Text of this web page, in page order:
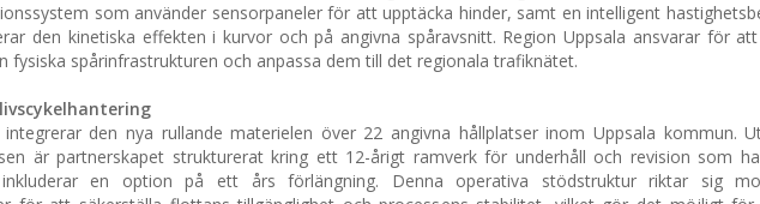
som använder sensorpaneler för att upptäcka hinder, samt en intelligent
den kinetiska effekten i kurvor och på angivna spåravsnitt. Region Uppsala ansvarar för
fysiska spårinfrastrukturen och anpassa dem till det regionala trafiknätet.
integrerar den nya rullande materielen över 22 angivna hållplatser inom Uppsala kommun.
är partnerskapet strukturerat kring ett 12-årigt ramverk för underhåll och revision som
en option på ett års förlängning. Denna operativa stödstruktur riktar sig